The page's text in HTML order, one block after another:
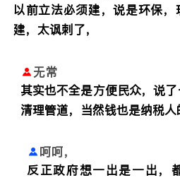
以前立法必须建，说是环保，
建，太讽刺了，
无常
其实也不全是方便民众，说
清理管道，当然钱也是纳税人
呵呵，
反正政府想一出是一出，